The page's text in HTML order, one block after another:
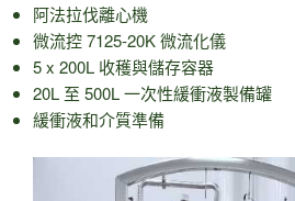
阿法拉伐離心機
微流控 7125-20K 微流化儀
5 x 200L 收穫與儲存容器
20L 至 500L 一次性緩衝液製備罐
緩衝液和介質準備